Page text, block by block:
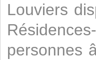
Louviers
personnes